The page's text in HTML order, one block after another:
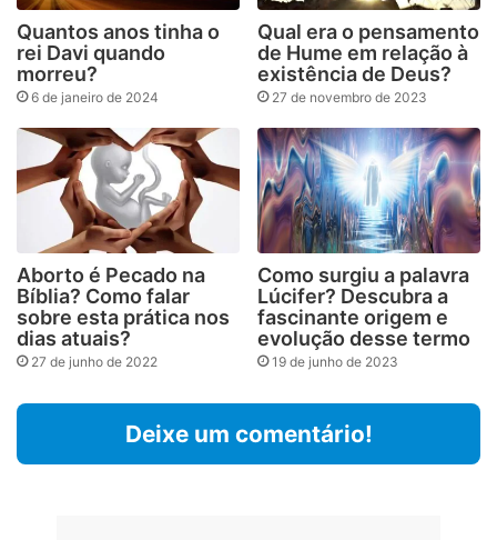
Quantos anos tinha o
rei Davi quando
morreu?
6 de janeiro de 2024
Qual era o pensamento
de Hume em relação à
existência de Deus?
27 de novembro de 2023
Aborto é Pecado na
Bíblia? Como falar
sobre esta prática nos
dias atuais?
27 de junho de 2022
Como surgiu a palavra
Lúcifer? Descubra a
fascinante origem e
evolução desse termo
19 de junho de 2023
Deixe um comentário!